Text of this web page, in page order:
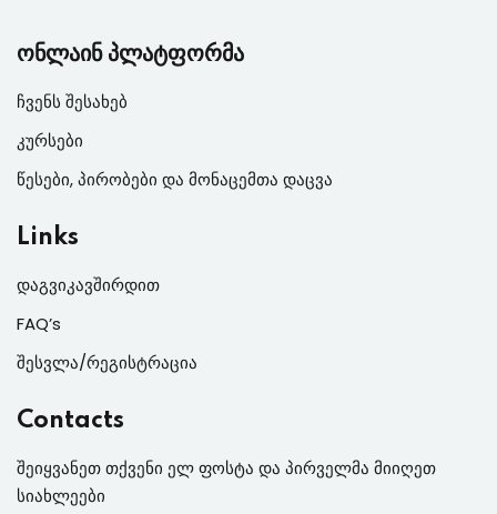
ონლაინ პლატფორმა
ჩვენს შესახებ
კურსები
წესები, პირობები და მონაცემთა დაცვა
Links
დაგვიკავშირდით
FAQ’s
შესვლა/რეგისტრაცია
Contacts
შეიყვანეთ თქვენი ელ ფოსტა და პირველმა მიიღეთ
სიახლეები